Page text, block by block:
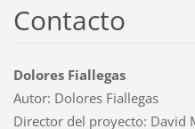
Contacto
Dolores Fiallegas
Autor: Dolores Fiallegas
Director del proyecto: David